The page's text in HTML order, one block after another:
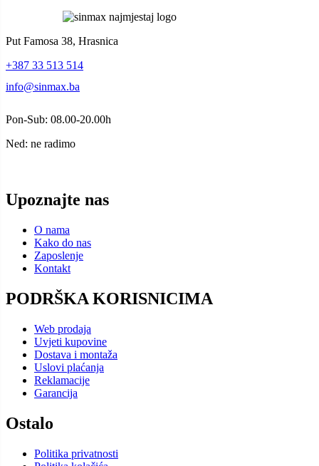
Put Famosa 38, Hrasnica
+387 33 513 514
info@sinmax.ba
Pon-Sub: 08.00-20.00h
Ned: ne radimo
Upoznajte nas
O nama
Kako do nas
Zaposlenje
Kontakt
PODRŠKA KORISNICIMA
Web prodaja
Uvjeti kupovine
Dostava i montaža
Uslovi plaćanja
Reklamacije
Garancija
Ostalo
Politika privatnosti